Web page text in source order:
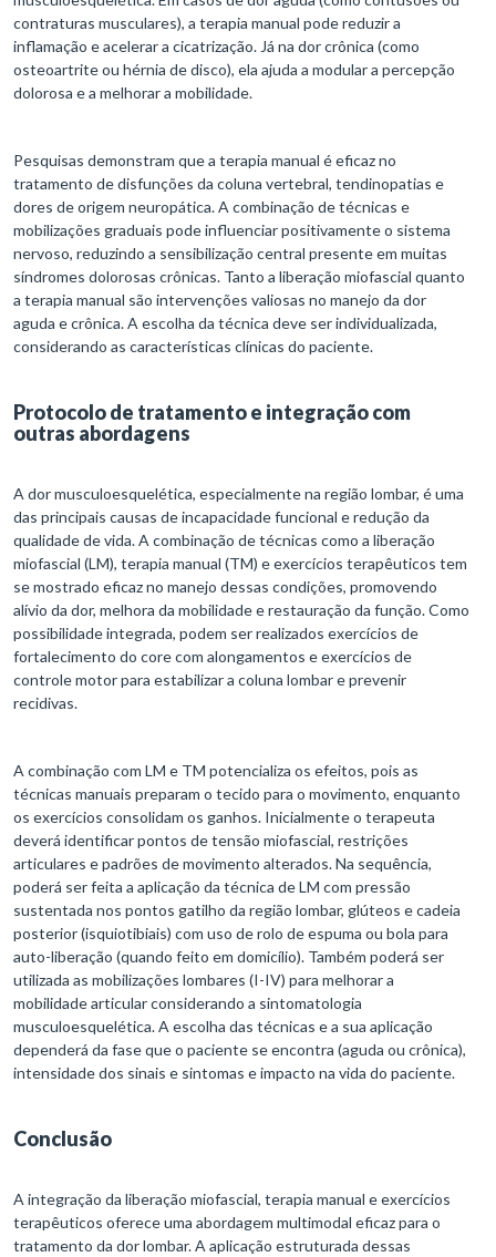
contraturas musculares), a terapia manual pode reduzir a
inflamação e acelerar a cicatrização. Já na dor crônica (como
osteoartrite ou hérnia de disco), ela ajuda a modular a percepção
dolorosa e a melhorar a mobilidade.
Pesquisas demonstram que a terapia manual é eficaz no
tratamento de disfunções da coluna vertebral, tendinopatias e
dores de origem neuropática. A combinação de técnicas e
mobilizações graduais pode influenciar positivamente o sistema
nervoso, reduzindo a sensibilização central presente em muitas
síndromes dolorosas crônicas. Tanto a liberação miofascial quanto
a terapia manual são intervenções valiosas no manejo da dor
aguda e crônica. A escolha da técnica deve ser individualizada,
considerando as características clínicas do paciente.
Protocolo de tratamento e integração com
outras abordagens
A dor musculoesquelética, especialmente na região lombar, é uma
das principais causas de incapacidade funcional e redução da
qualidade de vida. A combinação de técnicas como a liberação
miofascial (LM), terapia manual (TM) e exercícios terapêuticos tem
se mostrado eficaz no manejo dessas condições, promovendo
alívio da dor, melhora da mobilidade e restauração da função. Como
possibilidade integrada, podem ser realizados exercícios de
fortalecimento do core com alongamentos e exercícios de
controle motor para estabilizar a coluna lombar e prevenir
recidivas.
A combinação com LM e TM potencializa os efeitos, pois as
técnicas manuais preparam o tecido para o movimento, enquanto
os exercícios consolidam os ganhos. Inicialmente o terapeuta
deverá identificar pontos de tensão miofascial, restrições
articulares e padrões de movimento alterados. Na sequência,
poderá ser feita a aplicação da técnica de LM com pressão
sustentada nos pontos gatilho da região lombar, glúteos e cadeia
posterior (isquiotibiais) com uso de rolo de espuma ou bola para
auto-liberação (quando feito em domicílio). Também poderá ser
utilizada as mobilizações lombares (I-IV) para melhorar a
mobilidade articular considerando a sintomatologia
musculoesquelética. A escolha das técnicas e a sua aplicação
dependerá da fase que o paciente se encontra (aguda ou crônica),
intensidade dos sinais e sintomas e impacto na vida do paciente.
Conclusão
A integração da liberação miofascial, terapia manual e exercícios
terapêuticos oferece uma abordagem multimodal eficaz para o
tratamento da dor lombar. A aplicação estruturada dessas